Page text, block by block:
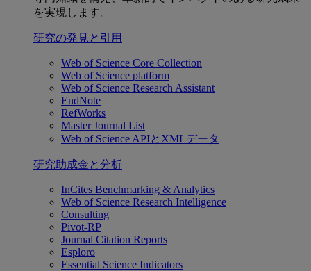
を実現します。
研究の発見と引用
Web of Science Core Collection
Web of Science platform
Web of Science Research Assistant
EndNote
RefWorks
Master Journal List
Web of Science APIとXMLデータ
研究助成金と分析
InCites Benchmarking & Analytics
Web of Science Research Intelligence
Consulting
Pivot-RP
Journal Citation Reports
Esploro
Essential Science Indicators